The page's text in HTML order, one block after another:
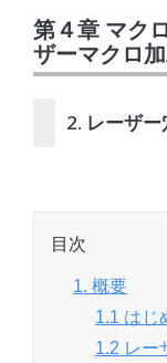
第４章 マク
ザーマクロ加
2. レーザ
目次
1. 概要
1.1 はじ
1.2 レー